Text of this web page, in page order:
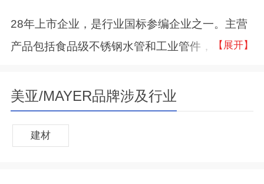
28年上市企业，是行业国标参编企业之一。主营
产品包括食品级不锈钢水管和工业管件，碳钢管
能材料的研发和生产，广泛应用于节能环保领
域，包括空调制冷、采暖、太阳能集热系统等。
服务领域涵盖了生产车间、机房、地铁、医院、
【展开】
美亚/MAYER品牌涉及行业
建材